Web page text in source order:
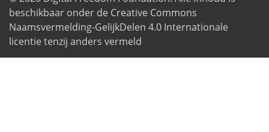
beschikbaar onder de Creative Commons
Naamsvermelding-GelijkDelen 4.0 Internationale
licentie tenzij anders vermeld